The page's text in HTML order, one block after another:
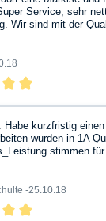
Service, sehr
Wir sind mit der
Habe kurzfristig
wurden in 1A
stimmen
die Kollegen ihr
eine Idee hatte
Trittstufe wurde
-25.10.18